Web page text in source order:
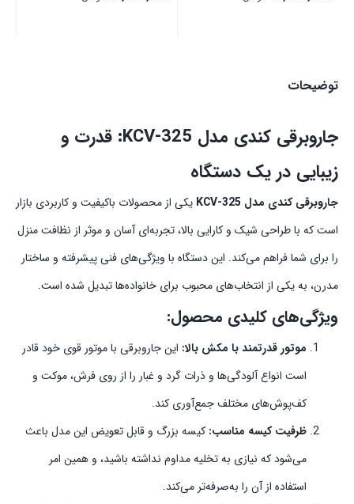
توضیحات
جاروبرقی کندی مدل KCV-325: قدرت و
زیبایی در یک دستگاه
جاروبرقی کندی مدل KCV-325
یکی از محصولات باکیفیت و کاربردی بازار
است که با طراحی شیک و کارایی بالا، تجربه‌ای آسان و موثر از نظافت منزل
را برای شما فراهم می‌کند. این دستگاه با ویژگی‌های فنی پیشرفته و ساختار
مدرن، به یکی از انتخاب‌های محبوب برای خانواده‌ها تبدیل شده است.
ویژگی‌های کلیدی محصول:
موتور قدرتمند با مکش بالا: این جاروبرقی با موتور قوی خود قادر
است انواع آلودگی‌ها و ذرات گرد و غبار را از روی فرش، موکت و
کف‌پوش‌های مختلف جمع‌آوری کند.
ظرفیت کیسه مناسب: کیسه بزرگ و قابل تعویض این مدل باعث
می‌شود که نیازی به تخلیه مداوم نداشته باشید، و همین امر
استفاده از آن را به‌صرفه‌تر می‌کند.